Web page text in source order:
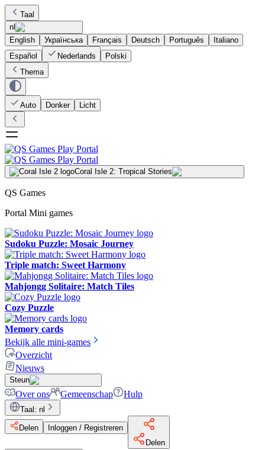
Taal
nl
English
Українська Français Deutsch Português
Italiano
Español
Nederlands
Polski
Thema
Auto Donker Licht
Coral Isle 2: Tropical Stories
QS Games
Portal Mini games
Sudoku Puzzle: Mosaic Journey
Triple match: Sweet Harmony
Mahjongg Solitaire: Match Tiles
Cozy Puzzle
Memory cards
Bekijk alle mini-games
Overzicht
Nieuws
Steun
Over ons Gemeenschap Hulp
Taal : nl
Delen
Inloggen / Registreren
Delen